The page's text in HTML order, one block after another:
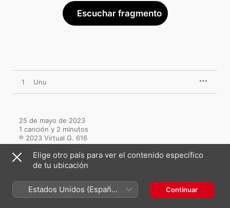
Escuchar fragmento
1 Unu
25 de mayo de 2023
1 canción y 2 minutos
℗ 2023 Virtual G. 616
Más de Paltita
Elige otro país para ver el contenido específico
de tu ubicación
Estados Unidos (Español
México)
Continuar